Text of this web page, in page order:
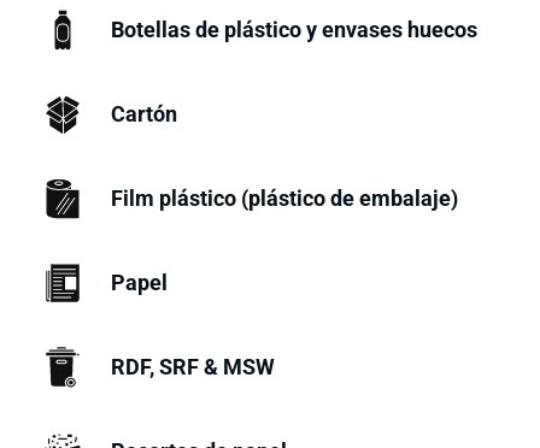
Botellas de plástico y envases huecos
Cartón
Film plástico (plástico de embalaje)
Papel
RDF, SRF & MSW